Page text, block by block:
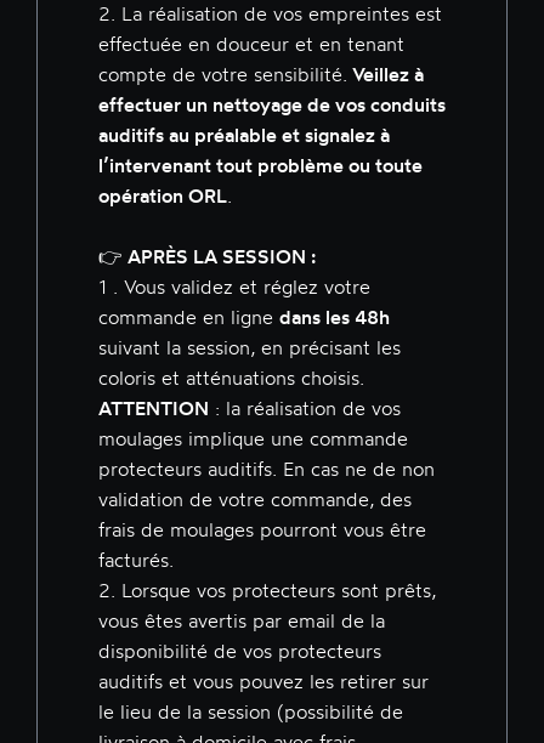
2. La réalisation de vos empreintes est
effectuée en douceur et en tenant
compte de votre sensibilité. Veillez à
effectuer un nettoyage de vos conduits
auditifs au préalable et signalez à
l’intervenant tout problème ou toute
opération ORL.
👉 APRÈS LA SESSION :
1 . Vous validez et réglez votre
commande en ligne dans les 48h
suivant la session, en précisant les
coloris et atténuations choisis.
ATTENTION : la réalisation de vos
moulages implique une commande
protecteurs auditifs. En cas ne de non
validation de votre commande, des
frais de moulages pourront vous être
facturés.
2. Lorsque vos protecteurs sont prêts,
vous êtes avertis par email de la
disponibilité de vos protecteurs
auditifs et vous pouvez les retirer sur
le lieu de la session (possibilité de